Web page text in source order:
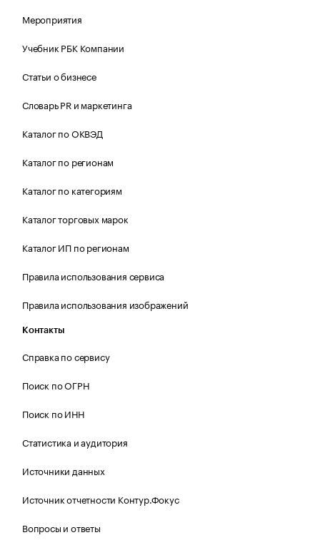
Мероприятия
Учебник РБК Компании
Статьи о бизнесе
Словарь PR и маркетинга
Каталог по ОКВЭД
Каталог по регионам
Каталог по категориям
Каталог торговых марок
Каталог ИП по регионам
Правила использования сервиса
Правила использования изображений
Контакты
Справка по сервису
Поиск по ОГРН
Поиск по ИНН
Статистика и аудитория
Источники данных
Источник отчетности Контур.Фокус
Вопросы и ответы